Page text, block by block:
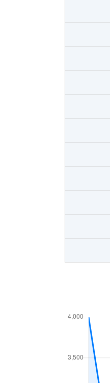
稲穂３条
稲穂４条
稲穂４条
稲穂４条
金山１条
金山１条
新発寒１条
新発寒２条
新発寒３条